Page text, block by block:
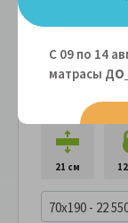
Жесткость 2
21 см
70x190 - 22
С 09 по 14
матрасы ДО